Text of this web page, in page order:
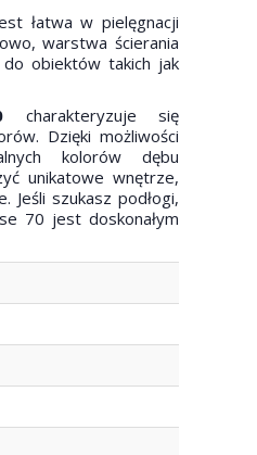
łatwa w pielęgnacji
warstwa ścierania
obiektów takich jak
charakteryzuje się
Dzięki możliwości
kolorów dębu
unikatowe wnętrze,
Jeśli szukasz podłogi,
70 jest doskonałym